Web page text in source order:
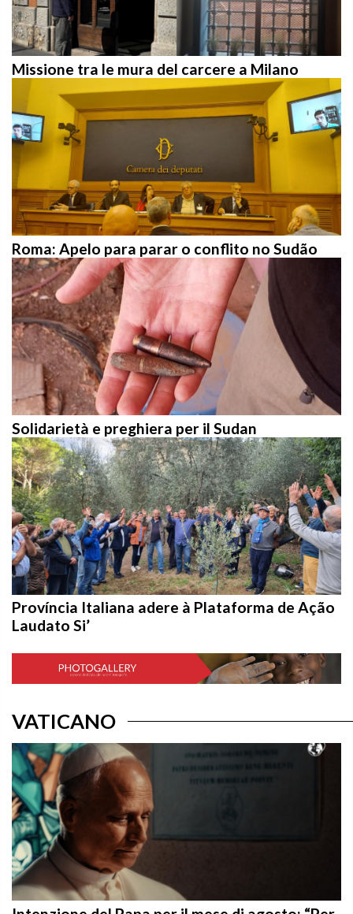
Missione tra le mura del carcere a Milano
Roma: Apelo para parar o conflito no Sudão
Solidarietà e preghiera per il Sudan
Província Italiana adere à Plataforma de Ação
Laudato Si’
Intenzione del Papa per il mese di agosto: “Per